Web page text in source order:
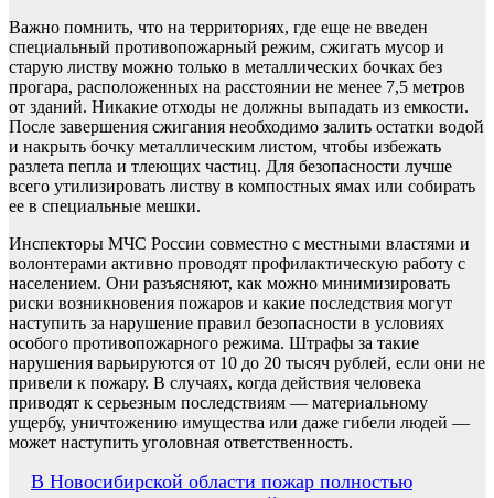
Важно помнить, что на территориях, где еще не введен
специальный противопожарный режим, сжигать мусор и
старую листву можно только в металлических бочках без
прогара, расположенных на расстоянии не менее 7,5 метров
от зданий. Никакие отходы не должны выпадать из емкости.
После завершения сжигания необходимо залить остатки водой
и накрыть бочку металлическим листом, чтобы избежать
разлета пепла и тлеющих частиц. Для безопасности лучше
всего утилизировать листву в компостных ямах или собирать
ее в специальные мешки.
Инспекторы МЧС России совместно с местными властями и
волонтерами активно проводят профилактическую работу с
населением. Они разъясняют, как можно минимизировать
риски возникновения пожаров и какие последствия могут
наступить за нарушение правил безопасности в условиях
особого противопожарного режима. Штрафы за такие
нарушения варьируются от 10 до 20 тысяч рублей, если они не
привели к пожару. В случаях, когда действия человека
приводят к серьезным последствиям — материальному
ущербу, уничтожению имущества или даже гибели людей —
может наступить уголовная ответственность.
Навигация
В Новосибирской области пожар полностью